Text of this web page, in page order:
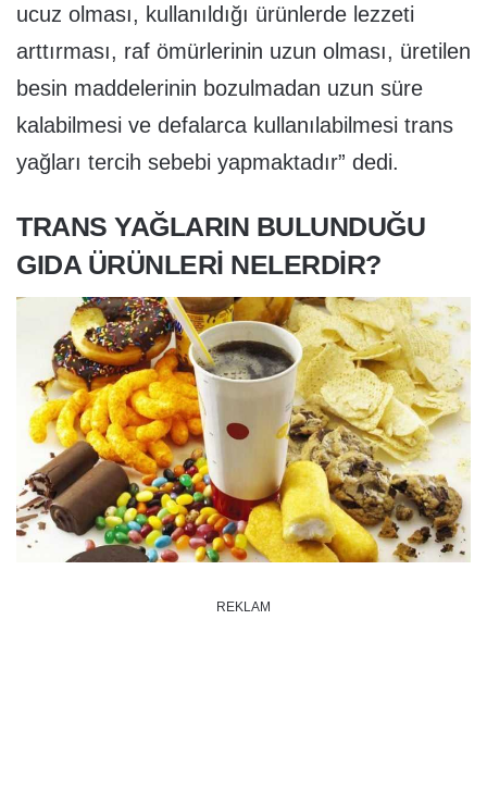
ucuz olması, kullanıldığı ürünlerde lezzeti
arttırması, raf ömürlerinin uzun olması, üretilen
besin maddelerinin bozulmadan uzun süre
kalabilmesi ve defalarca kullanılabilmesi trans
yağları tercih sebebi yapmaktadır” dedi.
TRANS YAĞLARIN BULUNDUĞU
GIDA ÜRÜNLERİ NELERDİR?
REKLAM